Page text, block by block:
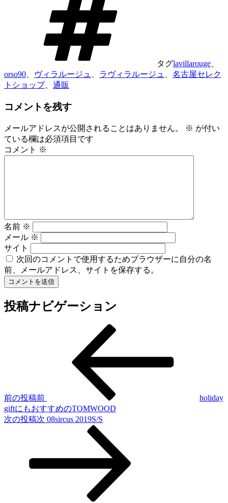
タグlavillarouge
orso90
ヴィラルージュ ラヴィラルージュ
名古屋セレク
トショップ、 通販
コメントを残す
メールアドレスが公開されることはありません。 ※ が付い
ている欄は必須項目です
コメント ※
名前 ※
メール ※
サイト
次回のコメントで使用するためブラウザーに自分の名
前、メールアドレス、サイトを保存する。
投稿ナビゲーション
前の投稿前
holiday
giftにもおすすめのTOMWOOD
次の投稿次 08sircus 2019S/S